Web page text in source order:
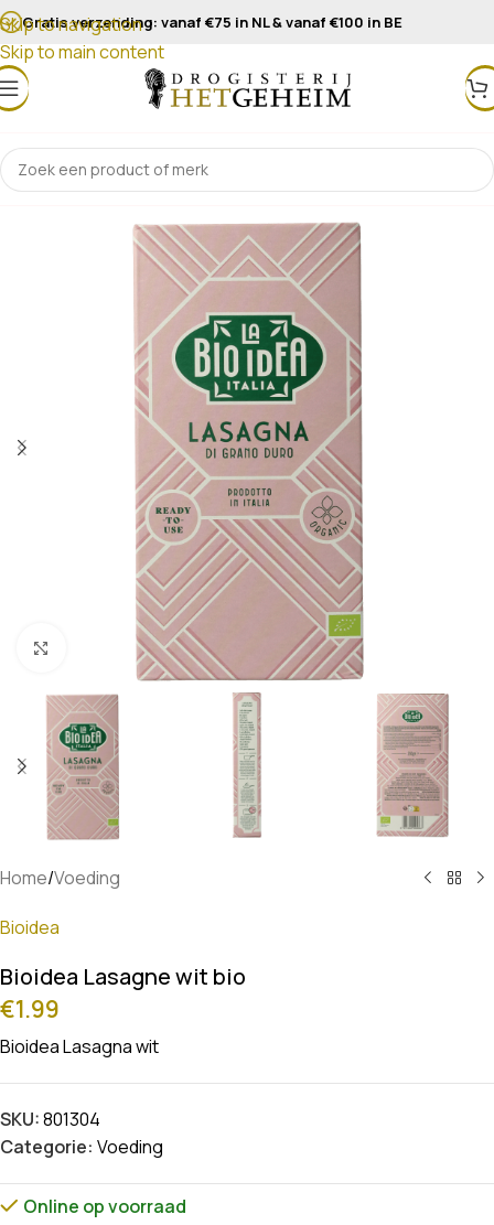
Skip to navigation
Skip to main content
Gratis verzending: vanaf €75 in NL & vanaf €100 in BE
Klik om te vergroten
Home/Voeding
Bioidea
Bioidea Lasagne wit bio
€1.99
Bioidea Lasagna wit
SKU:801304
Categorie: Voeding
Online op voorraad